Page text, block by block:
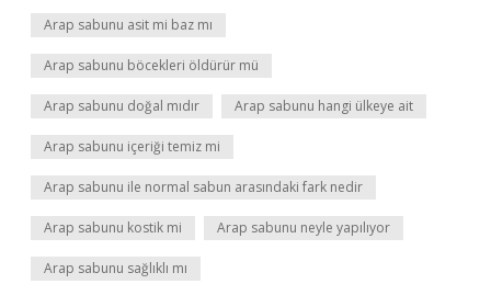
Arap sabunu asit mi baz mı
Arap sabunu böcekleri öldürür mü
Arap sabunu doğal mıdır Arap sabunu hangi ülkeye ait
Arap sabunu içeriği temiz mi
Arap sabunu ile normal sabun arasındaki fark nedir
Arap sabunu kostik mi Arap sabunu neyle yapılıyor
Arap sabunu sağlıklı mı